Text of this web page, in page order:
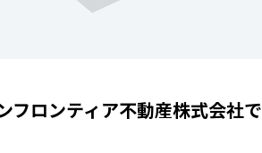
フロンティア不動産株式会社で